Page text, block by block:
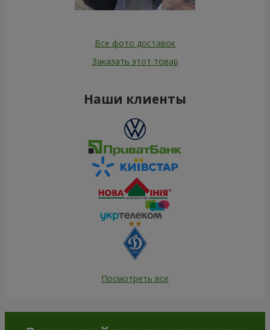
Все фото доставок
Заказать этот товар
Наши клиенты
Посмотреть все